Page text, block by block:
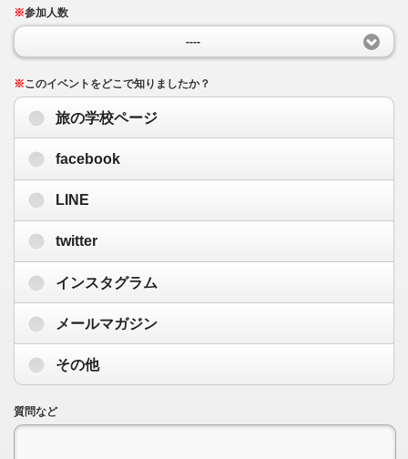
※参加人数
----
※このイベントをどこで知りましたか？
旅の学校ページ
facebook
LINE
twitter
インスタグラム
メールマガジン
その他
質問など